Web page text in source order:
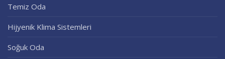
Temiz Oda
Hijyenik Klima Sistemleri
Soğuk Oda